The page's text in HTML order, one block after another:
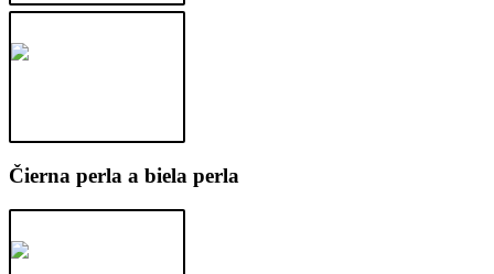
Čierna perla a biela perla